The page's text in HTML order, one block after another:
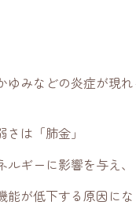
ゆみなどの炎症が現
さは「肺金」
ルギーに影響を与え、
能が低下する原因にな